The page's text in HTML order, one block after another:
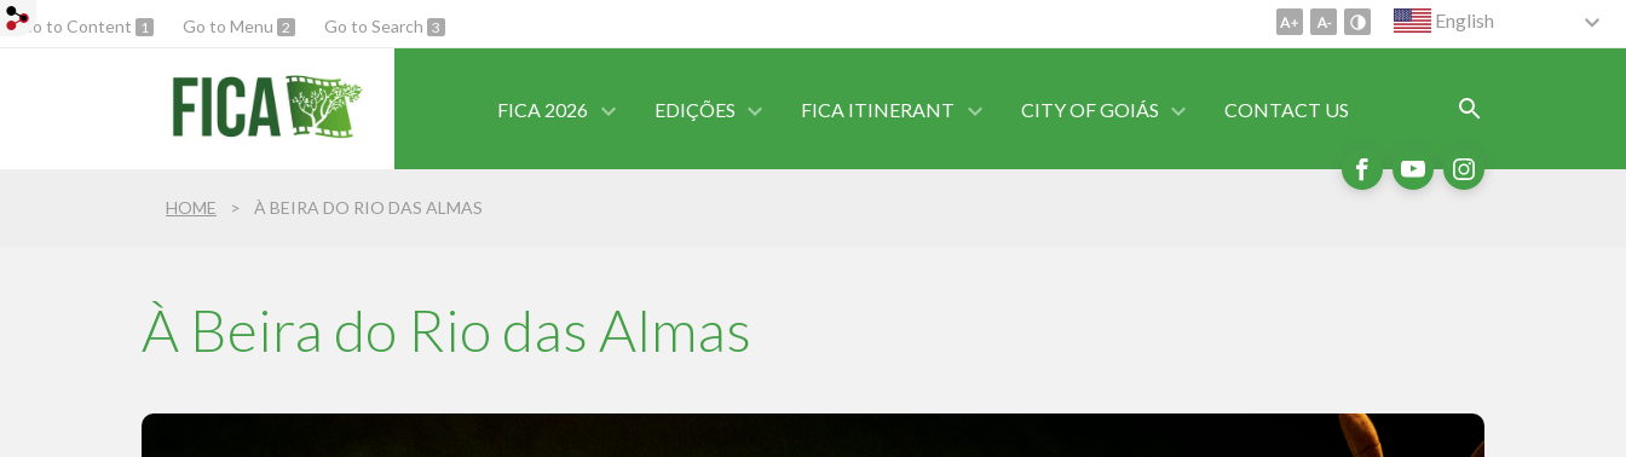
Go to Content 1 Go to Menu 2 Go to Search 3 English
FICA 2026 EDIÇÕES FICA ITINERANT CITY OF GOIÁS CONTACT US
HOME À BEIRA DO RIO DAS ALMAS
À Beira do Rio das Almas